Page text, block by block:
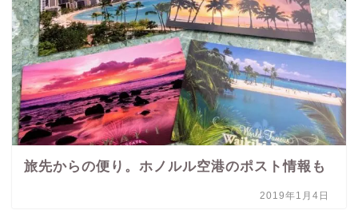
旅先からの便り。ホノルル空港のポスト情報も
2019年1月4日